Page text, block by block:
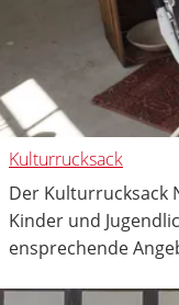
Kulturrucksack
Der Kulturrucksack
Kinder und
ensprechende